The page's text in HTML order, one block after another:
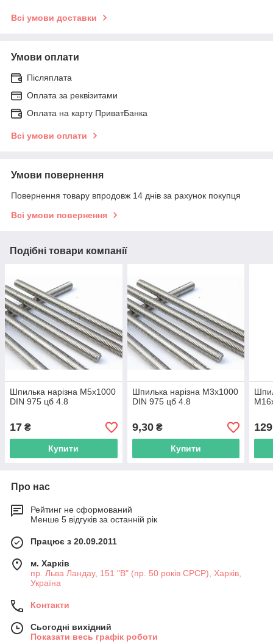
Всі умови доставки
Умови оплати
Післяплата
Оплата за реквізитами
Оплата на карту ПриватБанка
Всі умови оплати
Умови повернення
Повернення товару впродовж 14 днів за рахунок покупця
Всі умови повернення
Подібні товари компанії
Шпилька нарізна М5х1000
DIN 975 цб 4.8
17 ₴
Купити
Шпилька нарізна М3х1000
DIN 975 цб 4.8
9,30₴
Купити
129
Про нас
Рейтинг не сформований
Менше 5 відгуків за останній рік
Працює з 20.09.2011
м. Харків
пр. Льва Ландау, 151 "В" (пр. 50 років СРСР), Харків,
Україна
Контакти
Сьогодні вихідний
Показати весь графік роботи